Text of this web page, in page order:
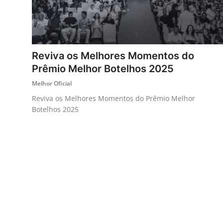
Reviva os Melhores Momentos do
Prêmio Melhor Botelhos 2025
Melhor Oficial
Reviva os Melhores Momentos do Prêmio Melhor
Botelhos 2025